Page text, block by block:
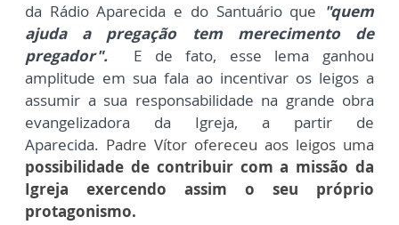
da Rádio Aparecida e do Santuário que "quem
ajuda a pregação tem merecimento de
pregador". E de fato, esse lema ganhou
amplitude em sua fala ao incentivar os leigos a
assumir a sua responsabilidade na grande obra
evangelizadora da Igreja, a partir de
Aparecida. Padre Vítor ofereceu aos leigos uma
possibilidade de contribuir com a missão da
Igreja exercendo assim o seu próprio
protagonismo.